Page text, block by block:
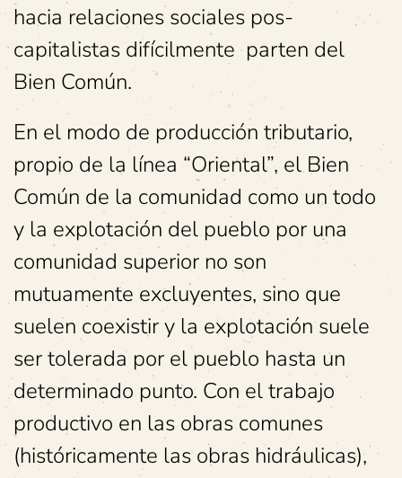
hacia relaciones sociales pos-
capitalistas difícilmente parten del
Bien Común.
En el modo de producción tributario,
propio de la línea “Oriental”, el Bien
Común de la comunidad como un todo
y la explotación del pueblo por una
comunidad superior no son
mutuamente excluyentes, sino que
suelen coexistir y la explotación suele
ser tolerada por el pueblo hasta un
determinado punto. Con el trabajo
productivo en las obras comunes
(históricamente las obras hidráulicas),